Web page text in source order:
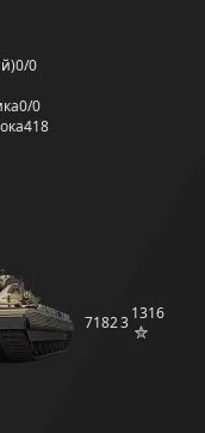
0/0
0/0
418
718231316